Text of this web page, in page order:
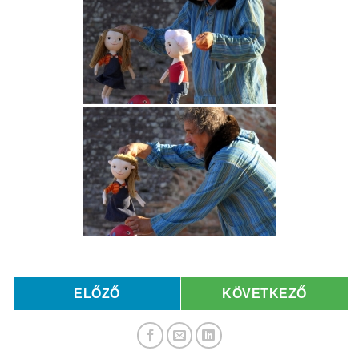
ELŐZŐ KÖVETKEZŐ